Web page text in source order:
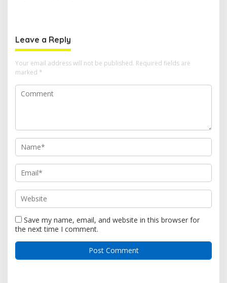
Leave a Reply
Your email address will not be published. Required fields are
marked *
Save my name, email, and website in this browser for
the next time I comment.